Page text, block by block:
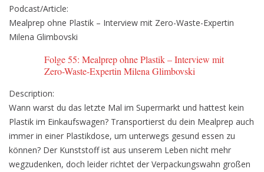
Plastik
Interview
Waste-
Expertin
Milena
Glimbovski
Podcast/Article:
Mealprep ohne Plastik – Interview mit Zero-Waste-Expertin
Milena Glimbovski
Folge 55: Mealprep ohne Plastik – Interview mit
Zero-Waste-Expertin Milena Glimbovski
Description:
Wann warst du das letzte Mal im Supermarkt und hattest kein
Plastik im Einkaufswagen? Transportierst du dein Mealprep auch
immer in einer Plastikdose, um unterwegs gesund essen zu
können? Der Kunststoff ist aus unserem Leben nicht mehr
wegzudenken, doch leider richtet der Verpackungswahn großen